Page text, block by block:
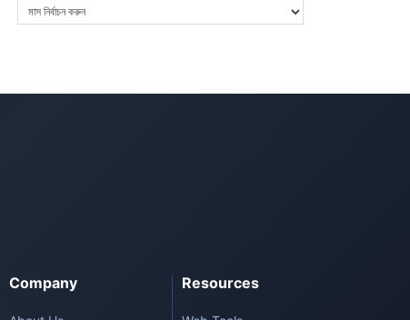
Company Resources